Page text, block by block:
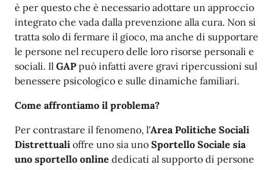
è per questo che è necessario adottare un approccio
integrato che vada dalla prevenzione alla cura. Non si
tratta solo di fermare il gioco, ma anche di supportare
le persone nel recupero delle loro risorse personali e
sociali. Il GAP può infatti avere gravi ripercussioni sul
benessere psicologico e sulle dinamiche familiari.
Come affrontiamo il problema?
Per contrastare il fenomeno, l'Area Politiche Sociali
Distrettuali offre uno sia uno Sportello Sociale sia
uno sportello online dedicati al supporto di persone